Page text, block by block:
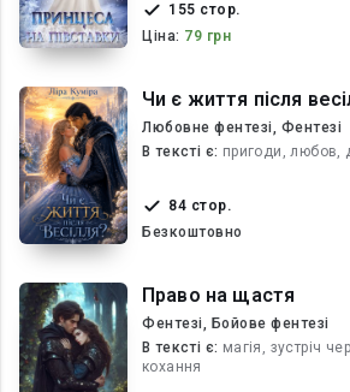
155 стор.
Ціна: 79 грн
Чи є життя після
Любовне фентезі, Фентезі
В текcті є: пригоди, любов,
84 стор.
Безкоштовно
Право на щастя
Фентезі, Бойове фентезі
В текcті є: магія, зустріч
кохання